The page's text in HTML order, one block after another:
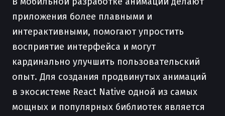
приложения более плавными и
интерактивными, помогают упростить
восприятие интерфейса и могут
кардинально улучшить пользовательский
опыт. Для создания продвинутых анимаций
в экосистеме React Native одной из самых
мощных и популярных библиотек является